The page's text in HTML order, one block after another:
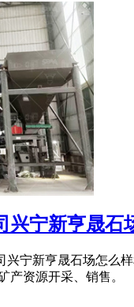
兴宁新亨晟石
宁新亨晟石场怎么
产资源开采、销售。